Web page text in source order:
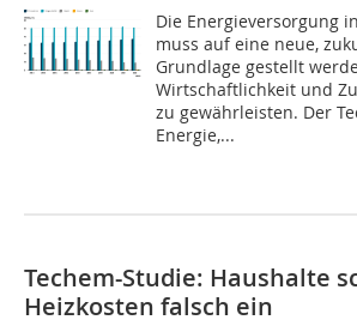
Die Energieversorgung
muss auf eine neue,
Grundlage gestellt
Wirtschaftlichkeit und
zu gewährleisten. Der
Energie,...
Techem-Studie: Haushalte
Heizkosten falsch ein